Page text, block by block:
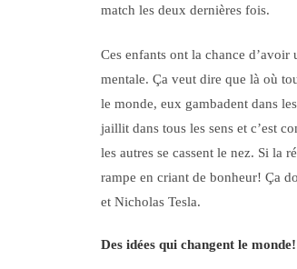
match les deux dernières fois.
Ces enfants ont la chance
mentale. Ça veut dire que là où
le monde, eux gambadent dans
jaillit dans tous les sens et c’est
les autres se cassent le nez. Si la
rampe en criant de bonheur! Ça
et Nicholas Tesla.
Des idées qui changent le monde!